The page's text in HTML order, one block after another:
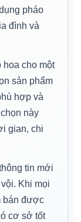
pháo
đình và
hoa cho một
sản phẩm
hợp và
này
gian, chi
tin mới
Khi mọi
bán được
cơ sở tốt